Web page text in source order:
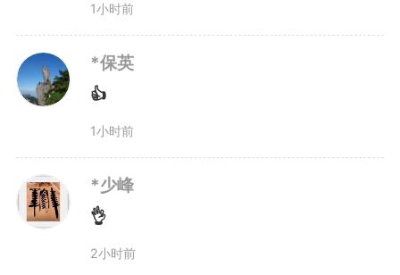
企业绿色发展提供了可复制的实践
样本。此次交易打通“安徽生态资
源—长三角市场需求”价值转化通
道，实现生态效益、经济效益与社
会效益有机统一。
近年来，安徽在全国率先构建
1小时前
*保英
👍
1小时前
*少峰
👌
2小时前